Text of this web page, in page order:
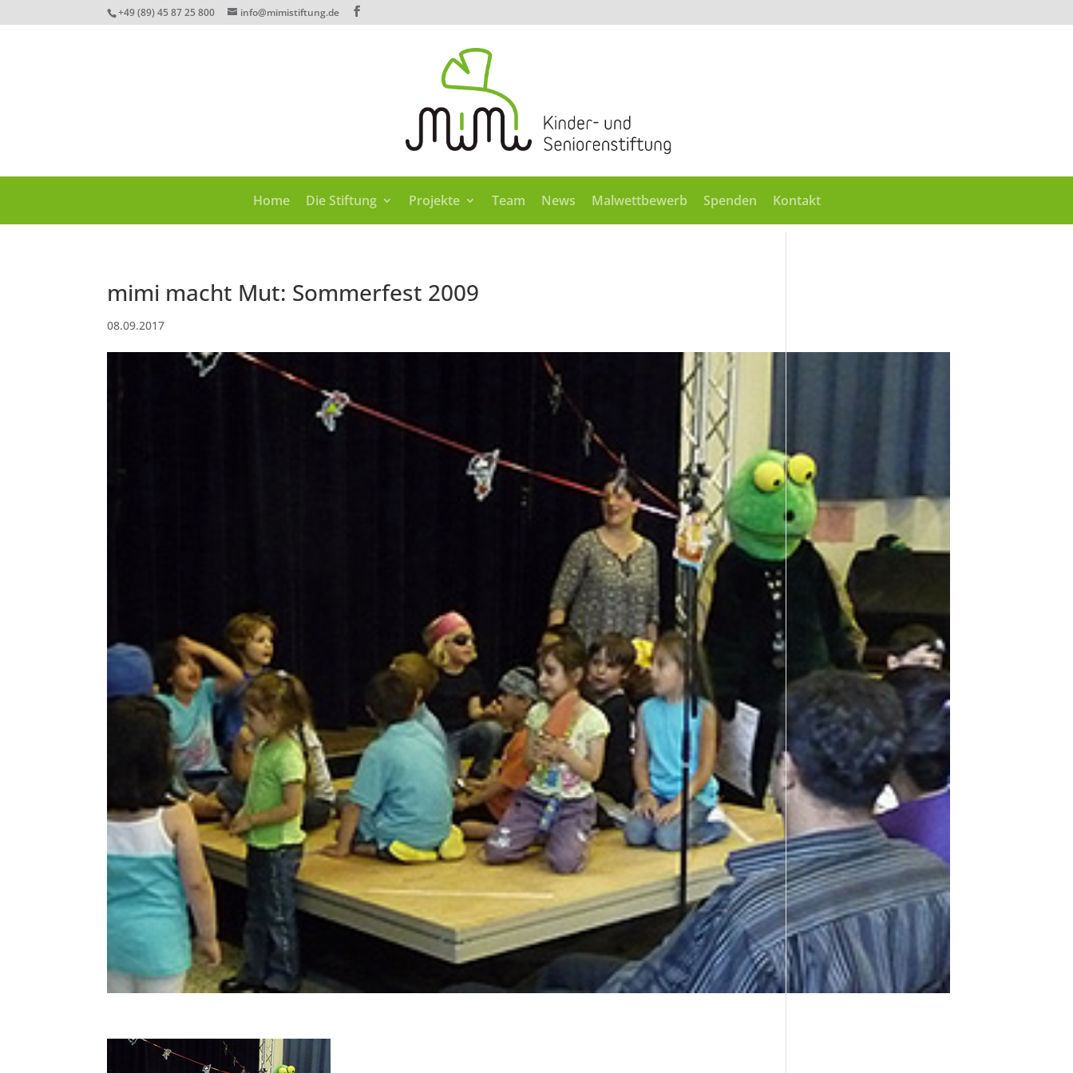
+49 (89) 45 87 25 800 info@mimistiftung.de
Home Die Stiftung Projekte Team News Malwettbewerb Spenden Kontakt
mimi macht Mut: Sommerfest 2009
08.09.2017